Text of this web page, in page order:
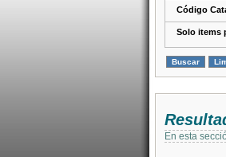
Código
Solo items
En esta